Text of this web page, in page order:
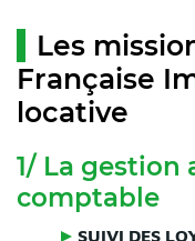
Les
Française
locative
1/ La
comptable
SUIVI DES